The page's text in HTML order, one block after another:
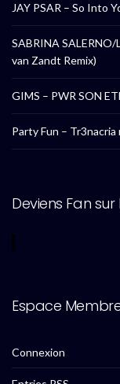
JAY PSAR – So Into
SABRINA
van Zandt Remix)
GIMS – PWR SON
Party Fun – Tr3nacria
Deviens Fan
Espace
Connexion